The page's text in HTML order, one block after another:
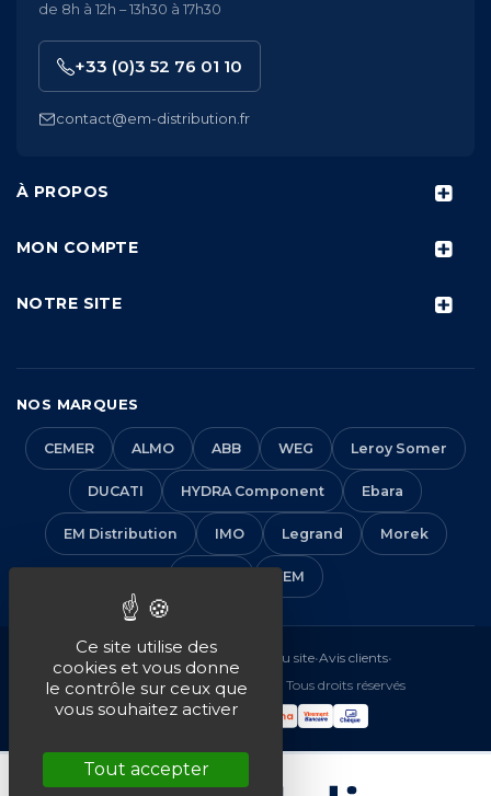
À PROPOS
MON COMPTE
NOTRE SITE
de 8h à 12h – 13h30 à 17h30
+33 (0)3 52 76 01 10
contact@em-distribution.fr
NOS MARQUES
CEMER ALMO ABB WEG Leroy Somer
DUCATI HYDRA Component Ebara
EM Distribution IMO Legrand Morek
VEM
Mentions légales•CGV Plan du site•Avis clients•
© 2016-2026 EM Distribution - Tous droits réservés
Ce site utilise des
cookies et vous donne
le contrôle sur ceux que
vous souhaitez activer
Tout accepter